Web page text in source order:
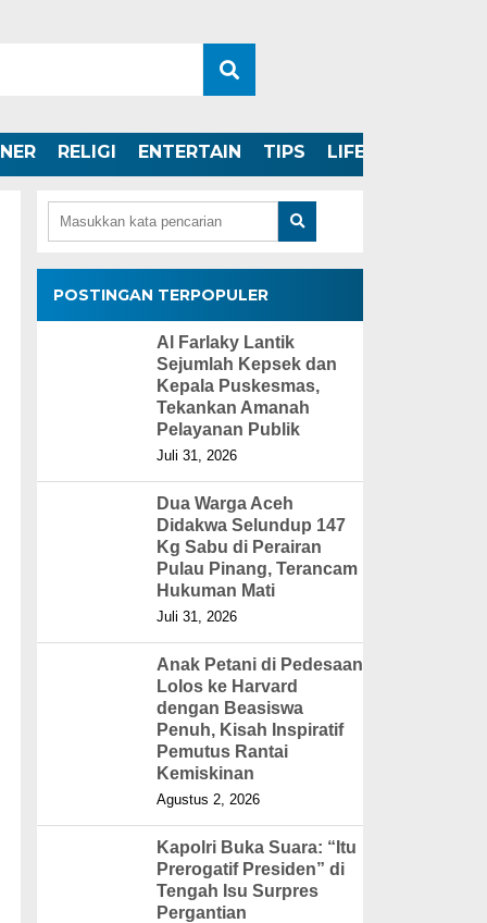
RELIGI ENTERTAIN TIPS LIFESTYLE
POSTINGAN TERPOPULER
Al Farlaky Lantik
Sejumlah Kepsek dan
Kepala Puskesmas,
Tekankan Amanah
Pelayanan Publik
Juli 31, 2026
Dua Warga Aceh
Didakwa Selundup 147
Kg Sabu di Perairan
Pulau Pinang, Terancam
Hukuman Mati
Juli 31, 2026
Anak Petani di Pedesaan
Lolos ke Harvard
dengan Beasiswa
Penuh, Kisah Inspiratif
Pemutus Rantai
Kemiskinan
Agustus 2, 2026
Kapolri Buka Suara: “Itu
Prerogatif Presiden” di
Tengah Isu Surpres
Pergantian